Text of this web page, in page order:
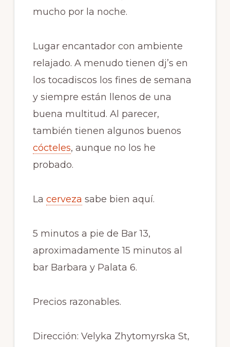
mucho por la noche.
Lugar encantador con ambiente
relajado. A menudo tienen dj’s en
los tocadiscos los fines de semana
y siempre están llenos de una
buena multitud. Al parecer,
también tienen algunos buenos
cócteles, aunque no los he
probado.
La cerveza sabe bien aquí.
5 minutos a pie de Bar 13,
aproximadamente 15 minutos al
bar Barbara y Palata 6.
Precios razonables.
Dirección: Velyka Zhytomyrska St,